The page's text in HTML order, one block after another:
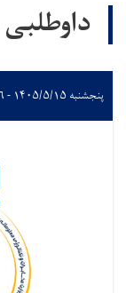
پنجشنبه ۱۴۰۵/۵/۱۵ - ۹:۱۶